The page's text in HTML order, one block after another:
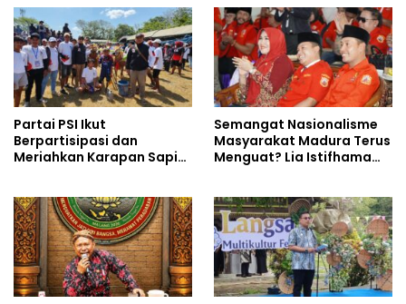
Partai PSI Ikut
Berpartisipasi dan
Meriahkan Karapan Sapi
Semangat Nasionalisme
Masyarakat Madura Terus
Menguat? Lia Istifhama
NKRI